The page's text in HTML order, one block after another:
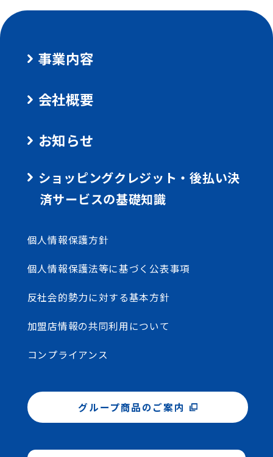
事業内容
会社概要
お知らせ
ショッピングクレジット・後払い決
済サービスの基礎知識
個人情報保護方針
個人情報保護法等に基づく公表事項
反社会的勢力に対する基本方針
加盟店情報の共同利用について
コンプライアンス
グループ商品のご案内